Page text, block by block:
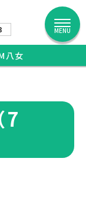
MENU
八女
7